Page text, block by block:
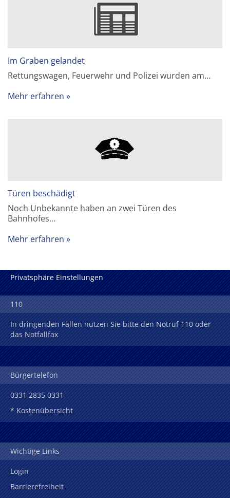
Im Graben gelandet
Rettungswagen, Feuerwehr und Polizei wurden am…
Mehr erfahren
Türen beschädigt
Noch Unbekannte haben an zwei Türen des
Bahnhofes…
Mehr erfahren
Privatsphäre Einstellungen
110
In dringenden Fällen nutzen Sie bitte den Notruf 110 oder
das Notfallfax
Bürgertelefon
0331 2835 0331
* Kostenübersicht
Wichtige Links
Login
Barrierefreiheit